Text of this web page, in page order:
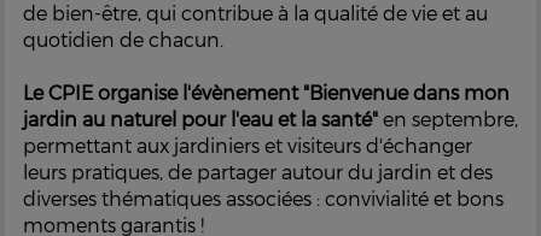
de bien-être, qui contribue à la qualité de vie et au
quotidien de chacun.
Le CPIE organise l'évènement "Bienvenue dans mon
jardin au naturel pour l'eau et la santé"en septembre,
permettant aux jardiniers et visiteurs d'échanger
leurs pratiques, de partager autour du jardin et des
diverses thématiques associées : convivialité et bons
moments garantis !